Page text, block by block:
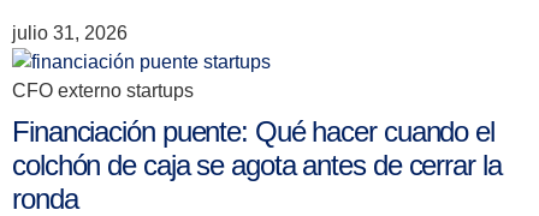
julio 31, 2026
CFO externo startups
Financiación puente: Qué hacer cuando el
colchón de caja se agota antes de cerrar la
ronda